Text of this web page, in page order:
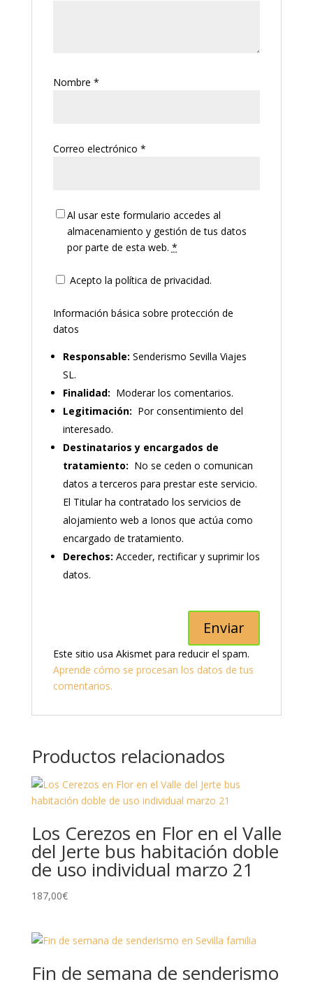
Nombre *
Correo electrónico *
Al usar este formulario accedes al
almacenamiento y gestión de tus datos
por parte de esta web. *
Acepto la política de privacidad.
Información básica sobre protección de
datos
Responsable: Senderismo Sevilla Viajes
SL.
Finalidad: Moderar los comentarios.
Legitimación: Por consentimiento del
interesado.
Destinatarios y encargados de
tratamiento: No se ceden o comunican
datos a terceros para prestar este servicio.
El Titular ha contratado los servicios de
alojamiento web a Ionos que actúa como
encargado de tratamiento.
Derechos: Acceder, rectificar y suprimir los
datos.
Este sitio usa Akismet para reducir el spam.
Aprende cómo se procesan los datos de tus
comentarios.
Productos relacionados
Los Cerezos en Flor en el Valle
del Jerte bus habitación doble
de uso individual marzo 21
187,00€
Fin de semana de senderismo